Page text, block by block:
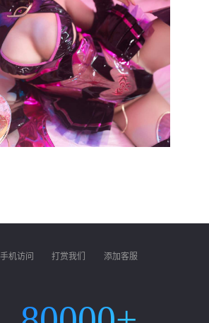
手机访问 打赏我们 添加客服